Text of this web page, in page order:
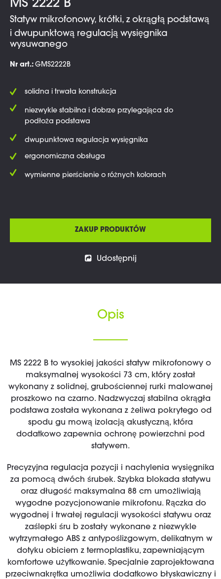
MS 2222 B
Statyw mikrofonowy, krótki, z okrągłą podstawą
i dwupunktową regulacją wysięgnika
wysuwanego
Nr art.: GMS2222B
solidna i trwała konstrukcja
niezwykle stabilna i dobrze przylegająca do
podłoża podstawa
dwupunktowa regulacja wysięgnika
ergonomiczna obsługa
wymienne pierścienie o różnych kolorach
ZAKUP PRODUKTÓW
Udostępnij
Opis
MS 2222 B to wysokiej jakości statyw mikrofonowy o
maksymalnej wysokości 73 cm, który został
wykonany z solidnej, grubościennej rurki malowanej
proszkowo na czarno. Nadzwyczaj stabilna okrągła
podstawa została wykonana z żeliwa pokrytego od
spodu gu mową izolacją akustyczną, która
dodatkowo zapewnia ochronę powierzchni pod
statywem.
Precyzyjna regulacja pozycji i nachylenia wysięgnika
za pomocą dwóch śrubek. Szybka blokada statywu
oraz długość maksymalna 88 cm umożliwiają
wygodne pozycjonowanie mikrofonu. Rączka do
wygodnej i trwałej regulacji wysokości statywu oraz
zaślepki śru b zostały wykonane z niezwykle
wytrzymałego ABS z antypoślizgowym, delikatnym w
dotyku obiciem z termoplastiku, zapewniającym
komfortowe użytkowanie. Specjalnie zaprojektowana
przeciwnakrętka umożliwia dodatkowo błyskawiczny i